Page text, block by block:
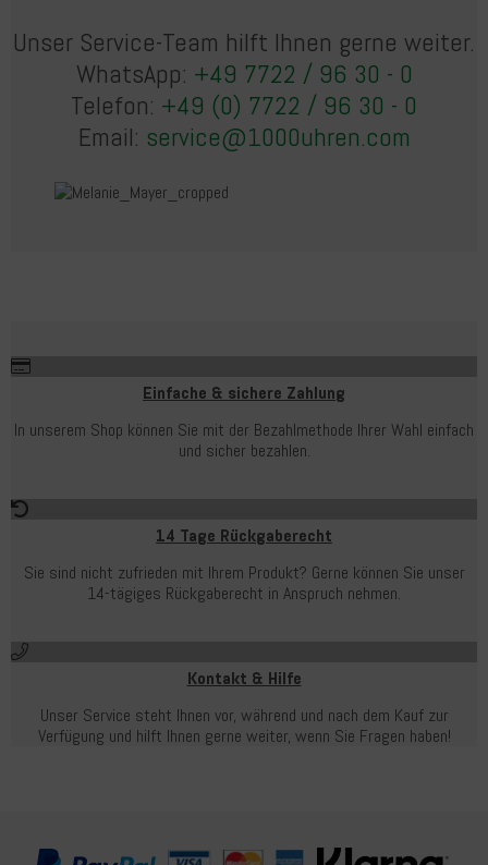
Unser Service-Team hilft Ihnen gerne weiter.
WhatsApp: +49 7722 / 96 30 - 0
Telefon: +49 (0) 7722 / 96 30 - 0
Email: service@1000uhren.com
Einfache & sichere Zahlung
In unserem Shop können Sie mit der Bezahlmethode Ihrer Wahl einfach
und sicher bezahlen.
14 Tage Rückgaberecht
Sie sind nicht zufrieden mit Ihrem Produkt? Gerne können Sie unser
14-tägiges Rückgaberecht in Anspruch nehmen.
Kontakt & Hilfe
Unser Service steht Ihnen vor, während und nach dem Kauf zur
Verfügung und hilft Ihnen gerne weiter, wenn Sie Fragen haben!